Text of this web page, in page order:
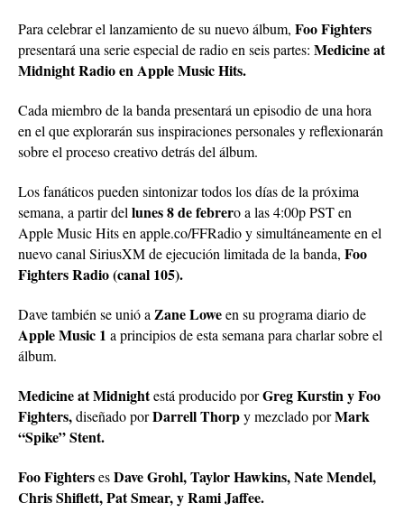
Para celebrar el lanzamiento de su nuevo álbum, Foo Fighters
presentará una serie especial de radio en seis partes: Medicine at
Midnight Radio en Apple Music Hits.
Cada miembro de la banda presentará un episodio de una hora
en el que explorarán sus inspiraciones personales y reflexionarán
sobre el proceso creativo detrás del álbum.
Los fanáticos pueden sintonizar todos los días de la próxima
semana, a partir del lunes 8 de febrero a las 4:00p PST en
Apple Music Hits en apple.co/FFRadio y simultáneamente en el
nuevo canal SiriusXM de ejecución limitada de la banda, Foo
Fighters Radio (canal 105).
Dave también se unió a Zane Loween su programa diario de
Apple Music 1 a principios de esta semana para charlar sobre el
álbum.
Medicine at Midnightestá producido porGreg Kurstin y Foo
Fighters,diseñado porDarrell Thorpy mezclado porMark
“Spike” Stent.
Foo FightersesDave Grohl,Taylor Hawkins, Nate Mendel,
Chris Shiflett, Pat Smear, y RamiJaffee.